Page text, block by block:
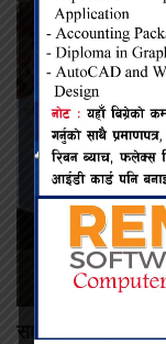
सार्वजनिक विकासमा